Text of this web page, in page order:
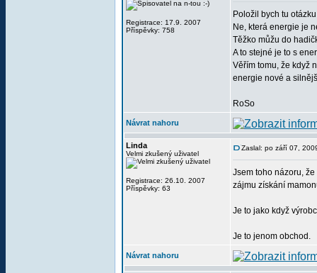
Registrace: 17.9. 2007
Příspěvky: 758
Položil bych tu
Ne, která energie je
Těžko můžu do
A to stejné je to s
Věřím tomu, že když
energie nové a
RoSo
Návrat nahoru
Linda
Velmi zkušený uživatel
Registrace: 26.10. 2007
Příspěvky: 63
Zaslal: po září 07,
Jsem toho názoru,
zájmu získání
Je to jako když
Je to jenom obchod.
Návrat nahoru